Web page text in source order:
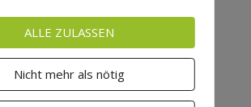
ALLE ZULASSEN
Nicht mehr als nötig